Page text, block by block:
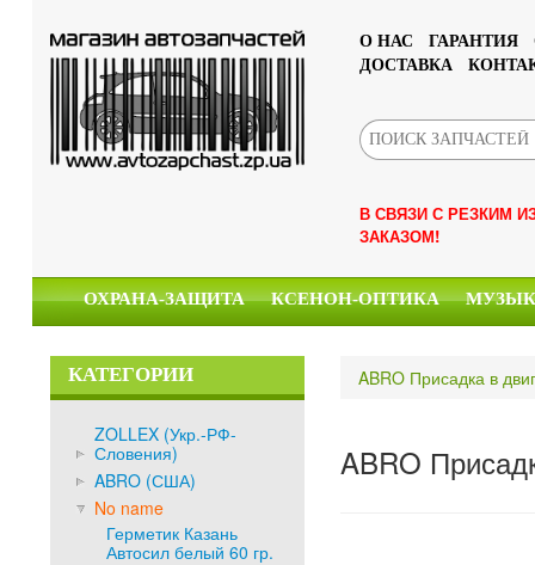
О НАС ГАРАНТИЯ
ДОСТАВКА
В СВЯЗИ С РЕЗКИМ
ЗАКАЗОМ!
ОХРАНА-ЗАЩИТА КСЕНОН-ОПТИКА
КАТЕГОРИИ
ZOLLEX (Укр.-РФ-
Словения)
ABRO (США)
No name
Герметик Казань
Автосил белый 60 гр.
ABRO Присадка в
ABRO